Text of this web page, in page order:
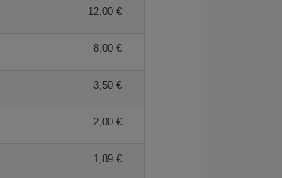
12,00 €
8,00 €
3,50 €
2,00 €
1,89 €